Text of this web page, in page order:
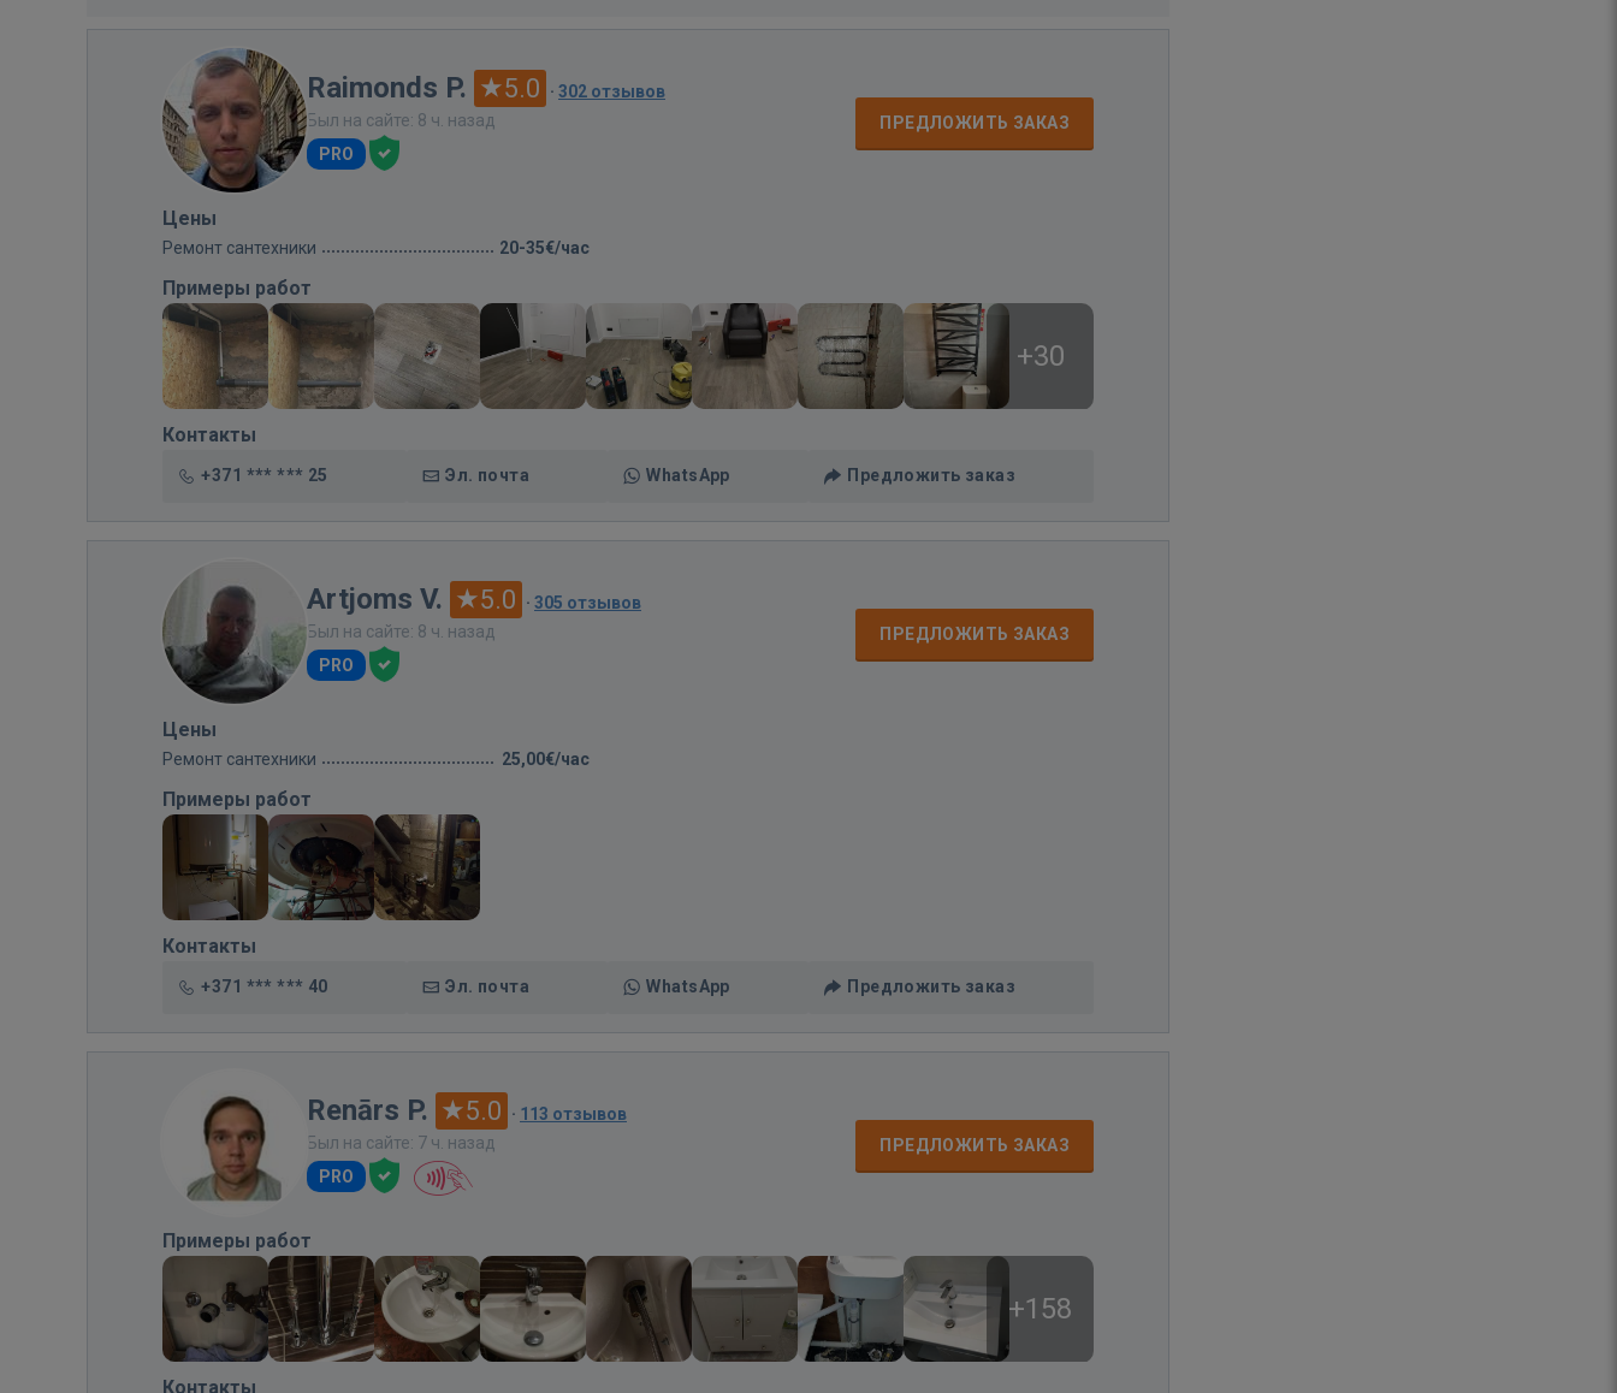
Raimonds P. 5.0 · 302 отзывов
Был на сайте: 8 ч. назад
PRO
ПРЕДЛОЖИТЬ ЗАКАЗ
Цены
Ремонт сантехники 20-35€/час
Примеры работ
+30
Контакты
+371 *** *** 25 Эл. почта WhatsApp Предложить заказ
Artjoms V. 5.0 · 305 отзывов
Был на сайте: 8 ч. назад
PRO
ПРЕДЛОЖИТЬ ЗАКАЗ
Цены
Ремонт сантехники 25,00€/час
Примеры работ
Контакты
+371 *** *** 40 Эл. почта WhatsApp Предложить заказ
Renārs P. 5.0 · 113 отзывов
Был на сайте: 7 ч. назад
PRO
ПРЕДЛОЖИТЬ ЗАКАЗ
Примеры работ
+158
Контакты